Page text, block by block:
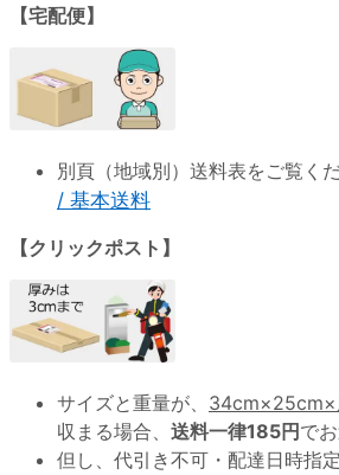
【宅配便】
別頁（地域別）送料表をご覧く
/ 基本送料
【クリックポスト】
サイズと重量が、 34cm×25cm×
収まる場合、 送料一律185円 で
但し、代引き不可・配達日時指